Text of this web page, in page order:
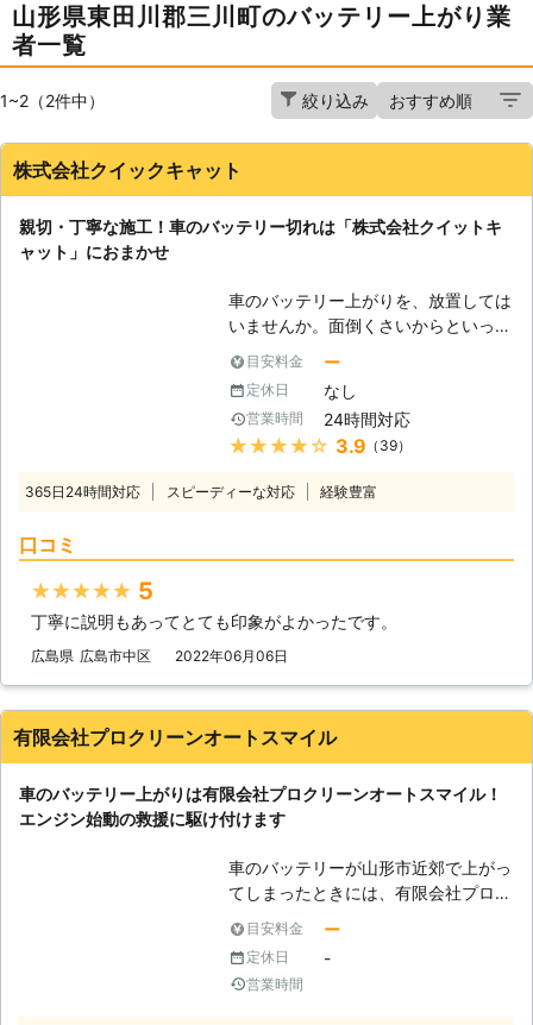
山形県東田川郡三川町のバッテリー上がり業
者一覧
1~2（2件中） 絞り込み
株式会社クイックキャット
親切・丁寧な施工！車のバッテリー切れは「株式会社クイットキ
ャット」におまかせ
車のバッテリー上がりを、放置しては
いませんか。面倒くさいからといって
バッテリー上がりを放置してしまう
と、タンク内のガソリンが固まって詰
まりを引き起こす恐れがあります。そ
のため、車のバッテリー上がりはすぐ
にでも解消する必要があるのです。
きは、「株式会社クイックキャット」
てしまったからです。車のエンジンは
バッテリー内の電気を利用して動きだ
す。 またエンジンだけではなくカー
ナビやオーディオといった、電気を利
って動かなくなってしまいます。
●24時間365日で対応可能！突然の事
できます 車のバッテリーが上がって
しまったことに気づくのは、車を運転
しようとしたけれどうんともすんとも
動かないときです。実際に運転をしよ
うとしたその瞬間に気が付くので、時
目安料金 ー
定休日 なし
営業時間 24時間対応
★★★★★ 3.9 （39）
365日24時間対応 スピーディーな対応 経験豊富
口コミ
★★★★★ 5
丁寧に説明もあってとても印象がよかったです。
広島県 広島市中区 2022年06月06日
有限会社プロクリーンオートスマイル
車のバッテリー上がりは有限会社プロクリーンオートスマイル！
エンジン始動の救援に駆け付けます
車のバッテリーが山形市近郊で上がっ
てしまったときには、有限会社プロク
リーンオートスマイルにお任せくださ
い。当店は、山形県山形市に拠点をお
き、自動車整備や修理を承っていま
す。 車のプロがいるから安心して車
目安料金 ー
定休日 -
営業時間